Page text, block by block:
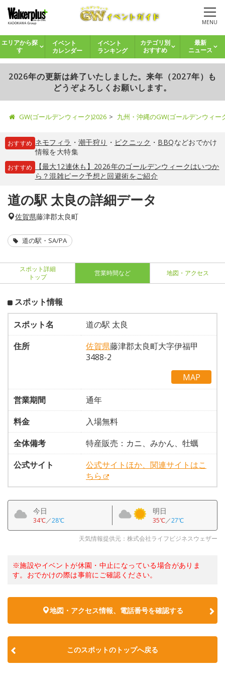
MENU
エリアから探
す
イベント
カレンダー
イベント
ランキング
カテゴリ別
おすすめ
最新
ニュース
2026年の更新は終了いたしました。来年（2027年）も
どうぞよろしくお願いします。
GW(ゴールデンウィーク)2026 九州・沖縄のGW(ゴールデンウィ
おすすめ ネモフィラ ・ 潮干狩り ・ ピクニック ・ BBQなどおでかけ
情報を大特集
おすすめ
【最大12連休も】2026年のゴールデンウィークはいつか
ら？混雑ピーク予想と回避術をご紹介
道の駅 太良の詳細データ
佐賀県藤津郡太良町
道の駅・SA/PA
スポット詳細
トップ
営業時間など 地図・アクセス
スポット情報
スポット名
道の駅 太良
住所
佐賀県藤津郡太良町大字伊福甲
3488-2
MAP
営業期間
通年
料金
入場無料
全体備考
特産販売：カニ、みかん、牡蠣
公式サイト
公式サイトほか、関連サイトはこ
ちら
今日
34℃／28℃
明日
35℃／27℃
天気情報提供元：株式会社ライフビジネスウェザー
※施設やイベントが休園・中止になっている場合がありま
す。おでかけの際は事前にご確認ください。
地図・アクセス情報、電話番号を確認する
このスポットのトップへ戻る